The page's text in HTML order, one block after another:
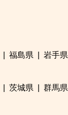
福島県 岩手県
茨城県 群馬県